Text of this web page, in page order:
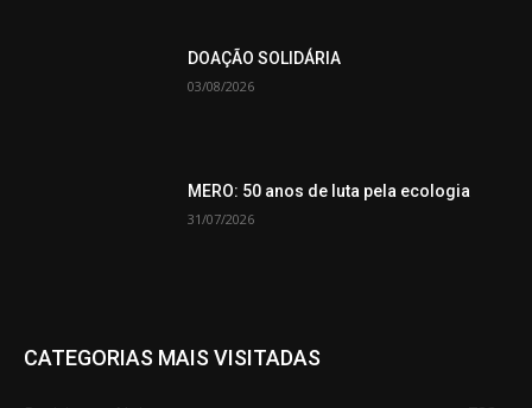
DOAÇÃO SOLIDÁRIA
03/08/2026
MERO: 50 anos de luta pela ecologia
31/07/2026
CATEGORIAS MAIS VISITADAS